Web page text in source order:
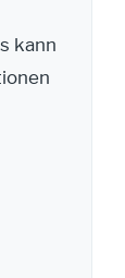
kann